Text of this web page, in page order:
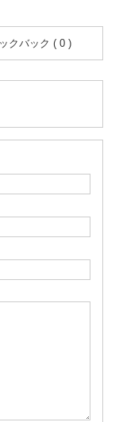
クバック ( 0 )